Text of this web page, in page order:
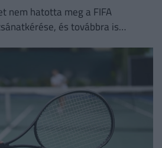
nem hatotta meg a FIFA
és továbbra is